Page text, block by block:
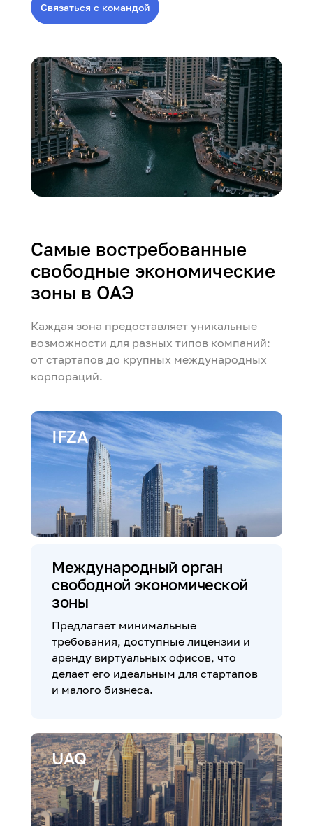
Связаться с командой
Самые востребованные
свободные экономические
зоны в ОАЭ
Каждая зона предоставляет уникальные
возможности для разных типов компаний:
от стартапов до крупных международных
корпораций.
UAQ
Международный орган
свободной экономической
зоны
Предлагает минимальные
требования, доступные лицензии и
аренду виртуальных офисов, что
делает его идеальным для стартапов
и малого бизнеса.
IFZA